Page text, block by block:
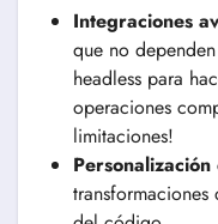
Integraciones
que no
headless para
operaciones
limitaciones!
transformaciones